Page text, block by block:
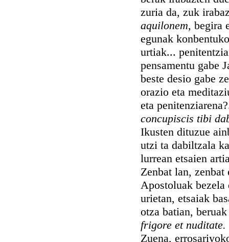
zuria da, zuk
aquilonem, begira
egunak
urtiak...
pensamentu gabe
beste desio gabe
orazio eta
eta
concupiscis tibi
Ikusten dituzue
utzi ta dabiltzala
lurrean etsaien
Zenbat lan,
Apostoluak bezela
urietan, etsaiak
otza batian,
frigore et nuditate.
Zuena,